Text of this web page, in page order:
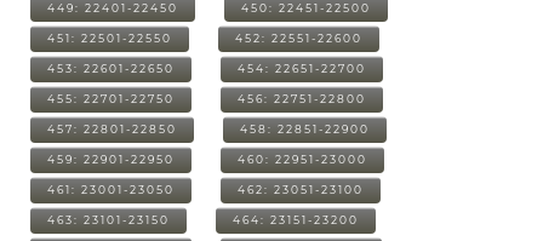
449: 22401-22450 450: 22451-22500
451: 22501-22550 452: 22551-22600
453: 22601-22650 454: 22651-22700
455: 22701-22750 456: 22751-22800
457: 22801-22850 458: 22851-22900
459: 22901-22950 460: 22951-23000
461: 23001-23050 462: 23051-23100
463: 23101-23150 464: 23151-23200